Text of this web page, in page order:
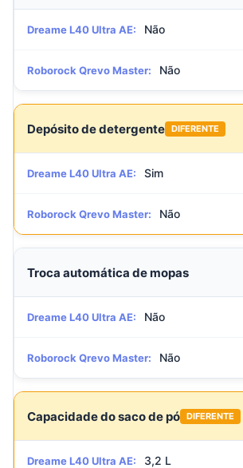
Dreame L40 Ultra AE: Não
Roborock Qrevo Master: Não
Depósito de detergente DIFERENTE
Dreame L40 Ultra AE: Sim
Roborock Qrevo Master: Não
Troca automática de mopas
Dreame L40 Ultra AE: Não
Roborock Qrevo Master: Não
Capacidade do saco de pó DIFERENTE
Dreame L40 Ultra AE: 3,2 L